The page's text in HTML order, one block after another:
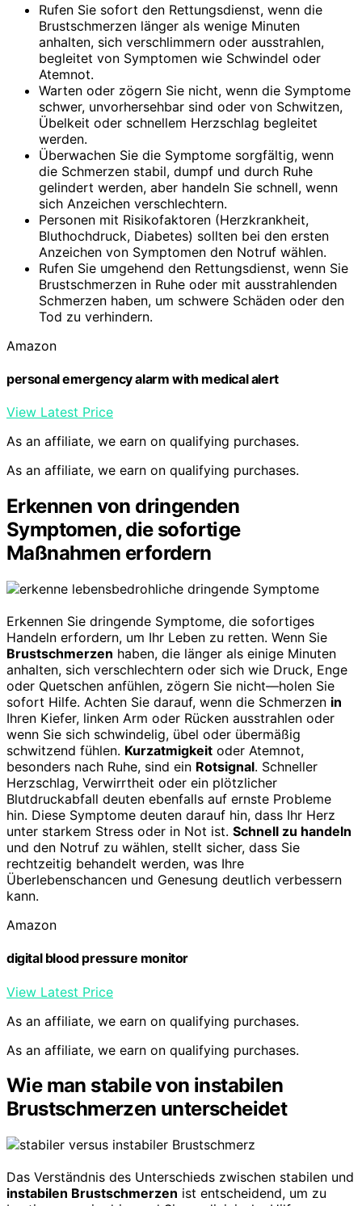
Rufen Sie sofort den Rettungsdienst, wenn die
Brustschmerzen länger als wenige Minuten
anhalten, sich verschlimmern oder ausstrahlen,
begleitet von Symptomen wie Schwindel oder
Atemnot.
Warten oder zögern Sie nicht, wenn die Symptome
schwer, unvorhersehbar sind oder von Schwitzen,
Übelkeit oder schnellem Herzschlag begleitet
werden.
Überwachen Sie die Symptome sorgfältig, wenn
die Schmerzen stabil, dumpf und durch Ruhe
gelindert werden, aber handeln Sie schnell, wenn
sich Anzeichen verschlechtern.
Personen mit Risikofaktoren (Herzkrankheit,
Bluthochdruck, Diabetes) sollten bei den ersten
Anzeichen von Symptomen den Notruf wählen.
Rufen Sie umgehend den Rettungsdienst, wenn Sie
Brustschmerzen in Ruhe oder mit ausstrahlenden
Schmerzen haben, um schwere Schäden oder den
Tod zu verhindern.
Amazon
personal emergency alarm with medical alert
View Latest Price
As an affiliate, we earn on qualifying purchases.
As an affiliate, we earn on qualifying purchases.
Erkennen von dringenden
Symptomen, die sofortige
Maßnahmen erfordern
Erkennen Sie dringende Symptome, die sofortiges
Handeln erfordern, um Ihr Leben zu retten. Wenn Sie
Brustschmerzen haben, die länger als einige Minuten
anhalten, sich verschlechtern oder sich wie Druck, Enge
oder Quetschen anfühlen, zögern Sie nicht—holen Sie
sofort Hilfe. Achten Sie darauf, wenn die Schmerzen in
Ihren Kiefer, linken Arm oder Rücken ausstrahlen oder
wenn Sie sich schwindelig, übel oder übermäßig
schwitzend fühlen. Kurzatmigkeit oder Atemnot,
besonders nach Ruhe, sind ein Rotsignal. Schneller
Herzschlag, Verwirrtheit oder ein plötzlicher
Blutdruckabfall deuten ebenfalls auf ernste Probleme
hin. Diese Symptome deuten darauf hin, dass Ihr Herz
unter starkem Stress oder in Not ist. Schnell zu handeln
und den Notruf zu wählen, stellt sicher, dass Sie
rechtzeitig behandelt werden, was Ihre
Überlebenschancen und Genesung deutlich verbessern
kann.
Amazon
digital blood pressure monitor
View Latest Price
As an affiliate, we earn on qualifying purchases.
As an affiliate, we earn on qualifying purchases.
Wie man stabile von instabilen
Brustschmerzen unterscheidet
Das Verständnis des Unterschieds zwischen stabilen und
instabilen Brustschmerzen ist entscheidend, um zu